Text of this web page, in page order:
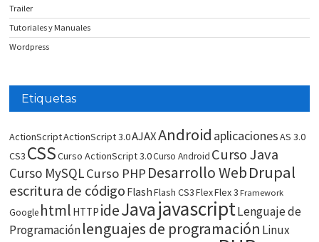
Trailer
Tutoriales y Manuales
Wordpress
Etiquetas
ActionScriptActionScript 3.0AJAXAndroid aplicacionesAS 3.0
CS3 CSSCurso ActionScript 3.0Curso Android Curso Java
Curso MySQLCurso PHP Desarrollo WebDrupal
escritura de código FlashFlash CS3FlexFlex 3 Framework
Google html HTTP ideJavajavascriptLenguaje de
Programaciónlenguajes de programación Linux